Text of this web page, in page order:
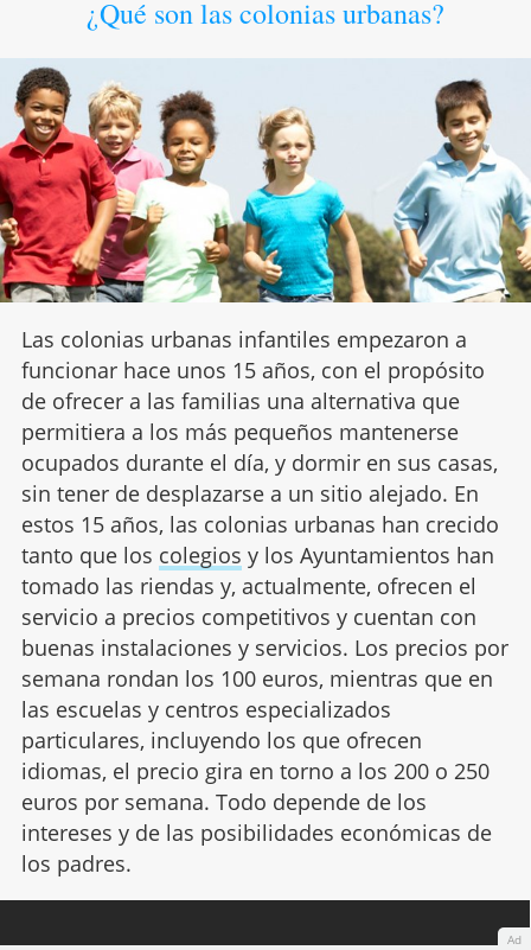
¿Qué son las colonias urbanas?
Las colonias urbanas infantiles empezaron a
funcionar hace unos 15 años, con el propósito
de ofrecer a las familias una alternativa que
permitiera a los más pequeños mantenerse
ocupados durante el día, y dormir en sus casas,
sin tener de desplazarse a un sitio alejado. En
estos 15 años, las colonias urbanas han crecido
tanto que los colegios y los Ayuntamientos han
tomado las riendas y, actualmente, ofrecen el
servicio a precios competitivos y cuentan con
buenas instalaciones y servicios. Los precios por
semana rondan los 100 euros, mientras que en
las escuelas y centros especializados
particulares, incluyendo los que ofrecen
idiomas, el precio gira en torno a los 200 o 250
euros por semana. Todo depende de los
intereses y de las posibilidades económicas de
los padres.
Ad